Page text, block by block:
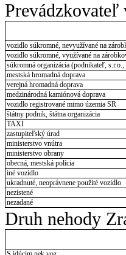
vozidlo súkromné, nevyužívané na
vozidlo súkromné, využívané na
súkromná organizácia (podnikateľ,
mestská hromadná doprava
verejná hromadná doprava
medzinárodná kamiónová doprava
vozidlo registrované mimo územia SR
štátny podnik, štátna organizácia
TAXI
zastupiteľský úrad
ministerstvo vnútra
ministerstvo obrany
obecná, mestská polícia
iné vozidlo
ukradnuté, neoprávnene použité vozidlo
nezistené
nezadané
Druh nehody